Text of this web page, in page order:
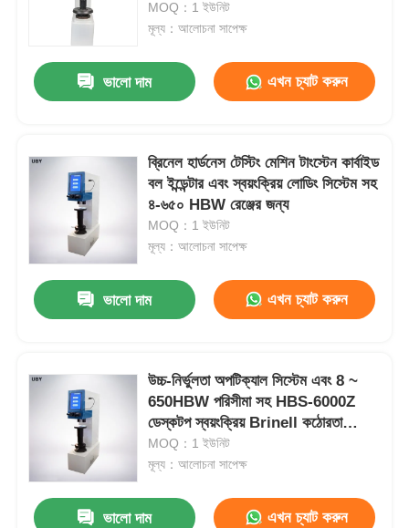
কমপ্যাক্ট বেঞ্চটপ ডিজাইনে
MOQ：1 ইউনিট
মূল্য：আলোচনা সাপেক্ষ
ভালো দাম এখন চ্যাট করুন
ব্রিনেল হার্ডনেস টেস্টিং মেশিন টাংস্টেন কার্বাইড
বল ইন্ডেন্টার এবং স্বয়ংক্রিয় লোডিং সিস্টেম সহ
৪-৬৫০ HBW রেঞ্জের জন্য
MOQ：1 ইউনিট
মূল্য：আলোচনা সাপেক্ষ
ভালো দাম এখন চ্যাট করুন
উচ্চ-নির্ভুলতা অপটিক্যাল সিস্টেম এবং 8 ~
650HBW পরিসীমা সহ HBS-6000Z
ডেস্কটপ স্বয়ংক্রিয় Brinell কঠোরতা
পরীক্ষক
MOQ：1 ইউনিট
মূল্য：আলোচনা সাপেক্ষ
ভালো দাম এখন চ্যাট করুন